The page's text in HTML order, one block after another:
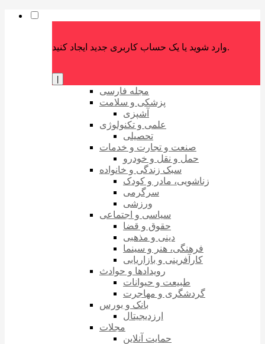
وارد شوید یا یک حساب کاربری جدید ایجاد کنید.
مجله فارسی
پزشکی و سلامت
آشپزی
علمی و تکنولوژی
تحصیلی
صنعت و تجارت و خدمات
حمل و نقل و خودرو
سبک زندگی و خانواده
زناشویی، مادر و کودک
سرگرمی
ورزشی
سیاسی و اجتماعی
حقوق و قضا
دینی و مذهبی
فرهنگی، هنر و سینما
کارآفرینی و بازاریابی
رویدادها و حوادث
طبیعت و حیوانات
گردشگری و مهاجرت
بانک و بورس
ارزدیجیتال
مجلات
حمایت آنلاین